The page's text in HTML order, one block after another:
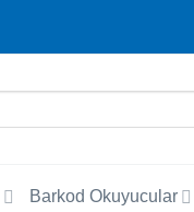
Barkod Okuyucular